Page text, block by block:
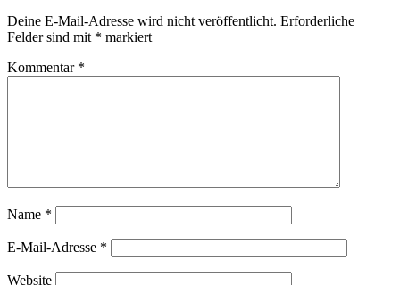
Deine E-Mail-Adresse wird nicht veröffentlicht. Erforderliche
Felder sind mit * markiert
Kommentar *
Name *
E-Mail-Adresse *
Website